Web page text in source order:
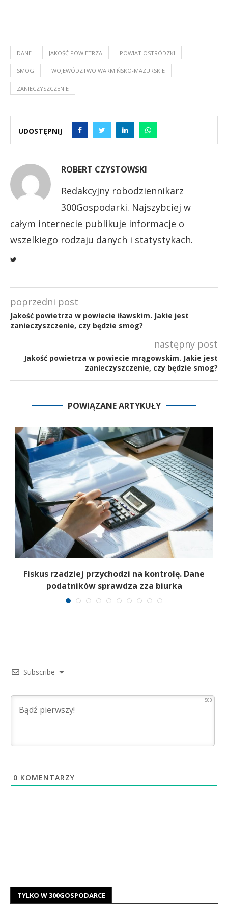
DANE JAKOŚĆ POWIETRZA POWIAT OSTRÓDZKI
SMOG WOJEWÓDZTWO WARMIŃSKO-MAZURSKIE
ZANIECZYSZCZENIE
UDOSTĘPNIJ
ROBERT CZYSTOWSKI
Redakcyjny robodziennikarz
300Gospodarki. Najszybciej w
całym internecie publikuje informacje o
wszelkiego rodzaju danych i statystykach.
poprzedni post
Jakość powietrza w powiecie iławskim. Jakie jest
zanieczyszczenie, czy będzie smog?
następny post
Jakość powietrza w powiecie mrągowskim. Jakie jest
zanieczyszczenie, czy będzie smog?
POWIĄZANE ARTYKUŁY
Fiskus rzadziej przychodzi na kontrolę. Dane
podatników sprawdza zza biurka
Subscribe
500
0 KOMENTARZY
TYLKO W 300GOSPODARCE